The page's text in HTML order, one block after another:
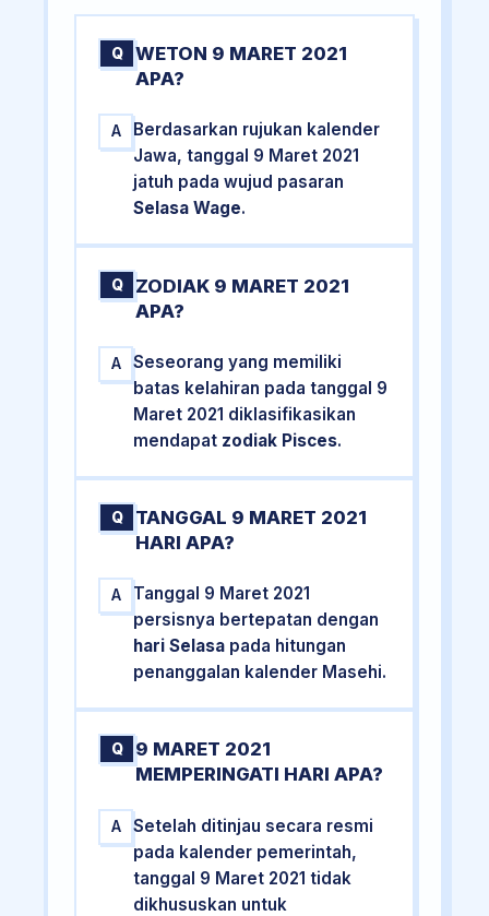
Q
WETON 9 MARET 2021
APA?
A
Berdasarkan rujukan kalender
Jawa, tanggal 9 Maret 2021
jatuh pada wujud pasaran
Selasa Wage.
Q
ZODIAK 9 MARET 2021
APA?
A
Seseorang yang memiliki
batas kelahiran pada tanggal 9
Maret 2021 diklasifikasikan
mendapat zodiak Pisces.
Q
TANGGAL 9 MARET 2021
HARI APA?
A
Tanggal 9 Maret 2021
persisnya bertepatan dengan
hari Selasa pada hitungan
penanggalan kalender Masehi.
Q
9 MARET 2021
MEMPERINGATI HARI APA?
A
Setelah ditinjau secara resmi
pada kalender pemerintah,
tanggal 9 Maret 2021 tidak
dikhususkan untuk